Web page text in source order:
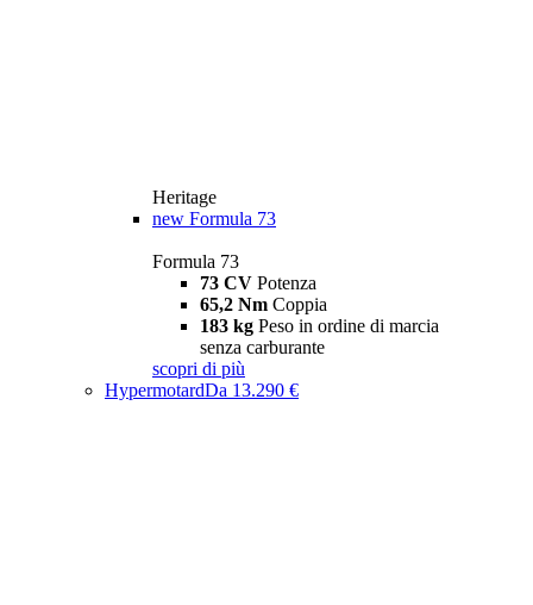
Heritage
new Formula 73
Formula 73
73 CV Potenza
65,2 Nm Coppia
183 kg Peso in ordine di marcia
senza carburante
scopri di più
HypermotardDa 13.290 €